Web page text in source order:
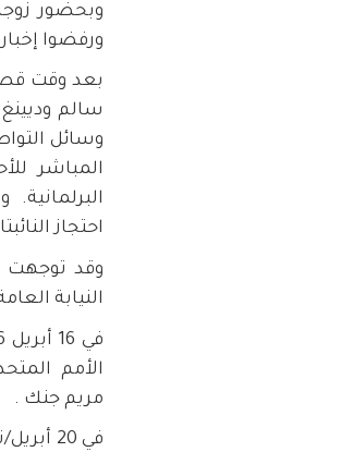
وبحضور
ورفضوا
بعد وقت
سالم
وسائل
المباشر
احتجاز
وقد توجهت
النيابة
الأمم
مريم جنك .